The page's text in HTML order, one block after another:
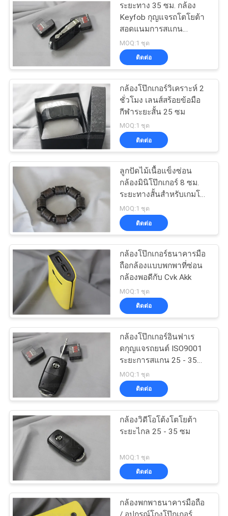
ควบคุม
คุณภาพ
ติดต่อ
เรา
ขอ
อ้าง
แผนผัง
เว็บไซต์
PRIVACY
POLICY
เครื่องวิเคราะห์
โป๊กเกอร์
54
กล้องโป๊กเกอร์
ระบบโกงบาคาร่า
30
อุปกรณ์การโกง
ลูกเต๋า
28
ซอฟต์แวร์โป๊กเกอร์
ระยะทาง 35 ซม. กล้อง
Keyfob กุญแจรถโตโยต้า
สอดแนมการสแกน
โป๊กเกอร์อินฟราเรด
MOQ:1 ชุด
ติดต่อ
กล้องโป๊กเกอร์วิเคราะห์ 2
ชั่วโมง เลนส์สร้อยข้อมือ
กีฬาระยะสั้น 25 ซม
MOQ:1 ชุด
ติดต่อ
ลูกปัดไม้เนื้อแข็งซ่อน
กล้องมินิโป๊กเกอร์ 8 ซม.
ระยะทางสั้นสำหรับเกมโอ
มาฮา
MOQ:1 ชุด
ติดต่อ
กล้องโป๊กเกอร์ธนาคารมือ
ถือกล้องแบบพกพาที่ซ่อน
กล้องพอดีกับ Cvk Akk
MOQ:1 ชุด
ติดต่อ
กล้องโป๊กเกอร์อินฟาเร
ดกุญแจรถยนต์ ISO9001
ระยะการสแกน 25 - 35
ซม
MOQ:1 ชุด
ติดต่อ
กล้องวิดีโอโต้งโตโยต้า
ระยะไกล 25 - 35 ซม
MOQ:1 ชุด
ติดต่อ
กล้องพกพาธนาคารมือถือ